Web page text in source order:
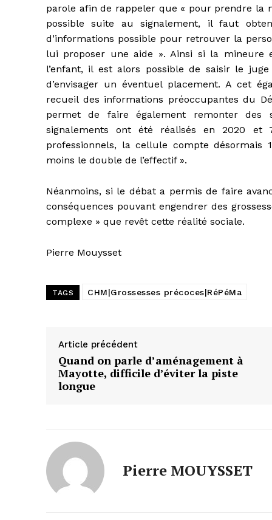
parole afin de rappeler que « pour prendre la
possible suite au signalement, il faut
d’informations possible pour retrouver la
lui proposer une aide ». Ainsi si la mineure
l’enfant, il est alors possible de saisir le
d’envisager un éventuel placement. A cet
recueil des informations préoccupantes du
permet de faire également remonter des
signalements ont été réalisés en 2020 et
professionnels, la cellule compte désormais
moins le double de l’effectif ».
Néanmoins, si le débat a permis de faire
conséquences pouvant engendrer des
complexe » que revêt cette réalité sociale.
Pierre Mouysset
TAGS CHM|Grossesses précoces|RéPéMa
Article précédent
Quand on parle d’aménagement à
Mayotte, difficile d’éviter la piste
longue
Pierre MOUYSSET